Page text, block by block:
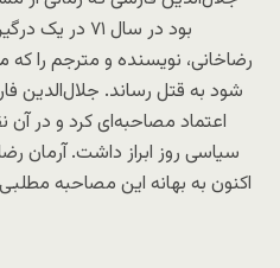
بود در سال
رضاخانی، نويسنده و مترجم را
شود به قتل رساند. جلال‌الدين
اعتماد مصاحبه‌ای کرد و در آن
سياسی روز ابراز داشت. آرمان
اکنون به بهانه اين مصاحبه